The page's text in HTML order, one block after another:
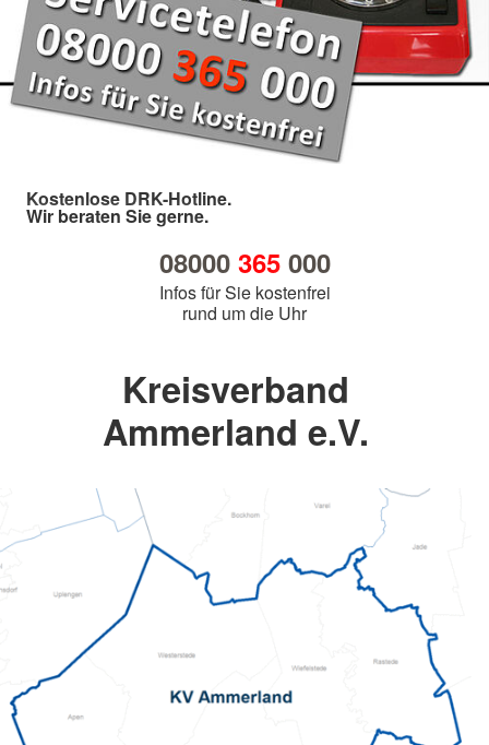
Kostenlose DRK-Hotline.
Wir beraten Sie gerne.
08000 365000
Infos für Sie kostenfrei
rund um die Uhr
Kreisverband
Ammerland e.V.